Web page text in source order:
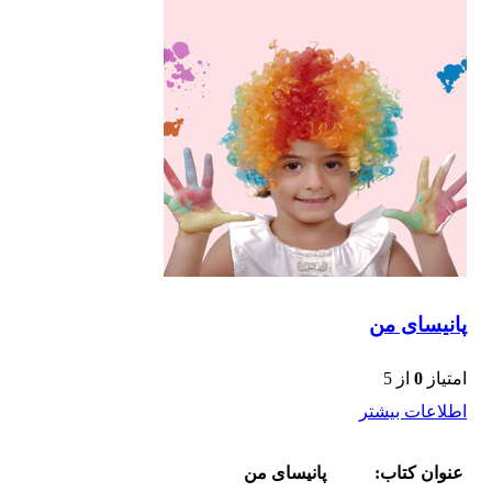
پانیسای من
امتیاز 0 از 5
اطلاعات بیشتر
عنوان کتاب: پانیسای من